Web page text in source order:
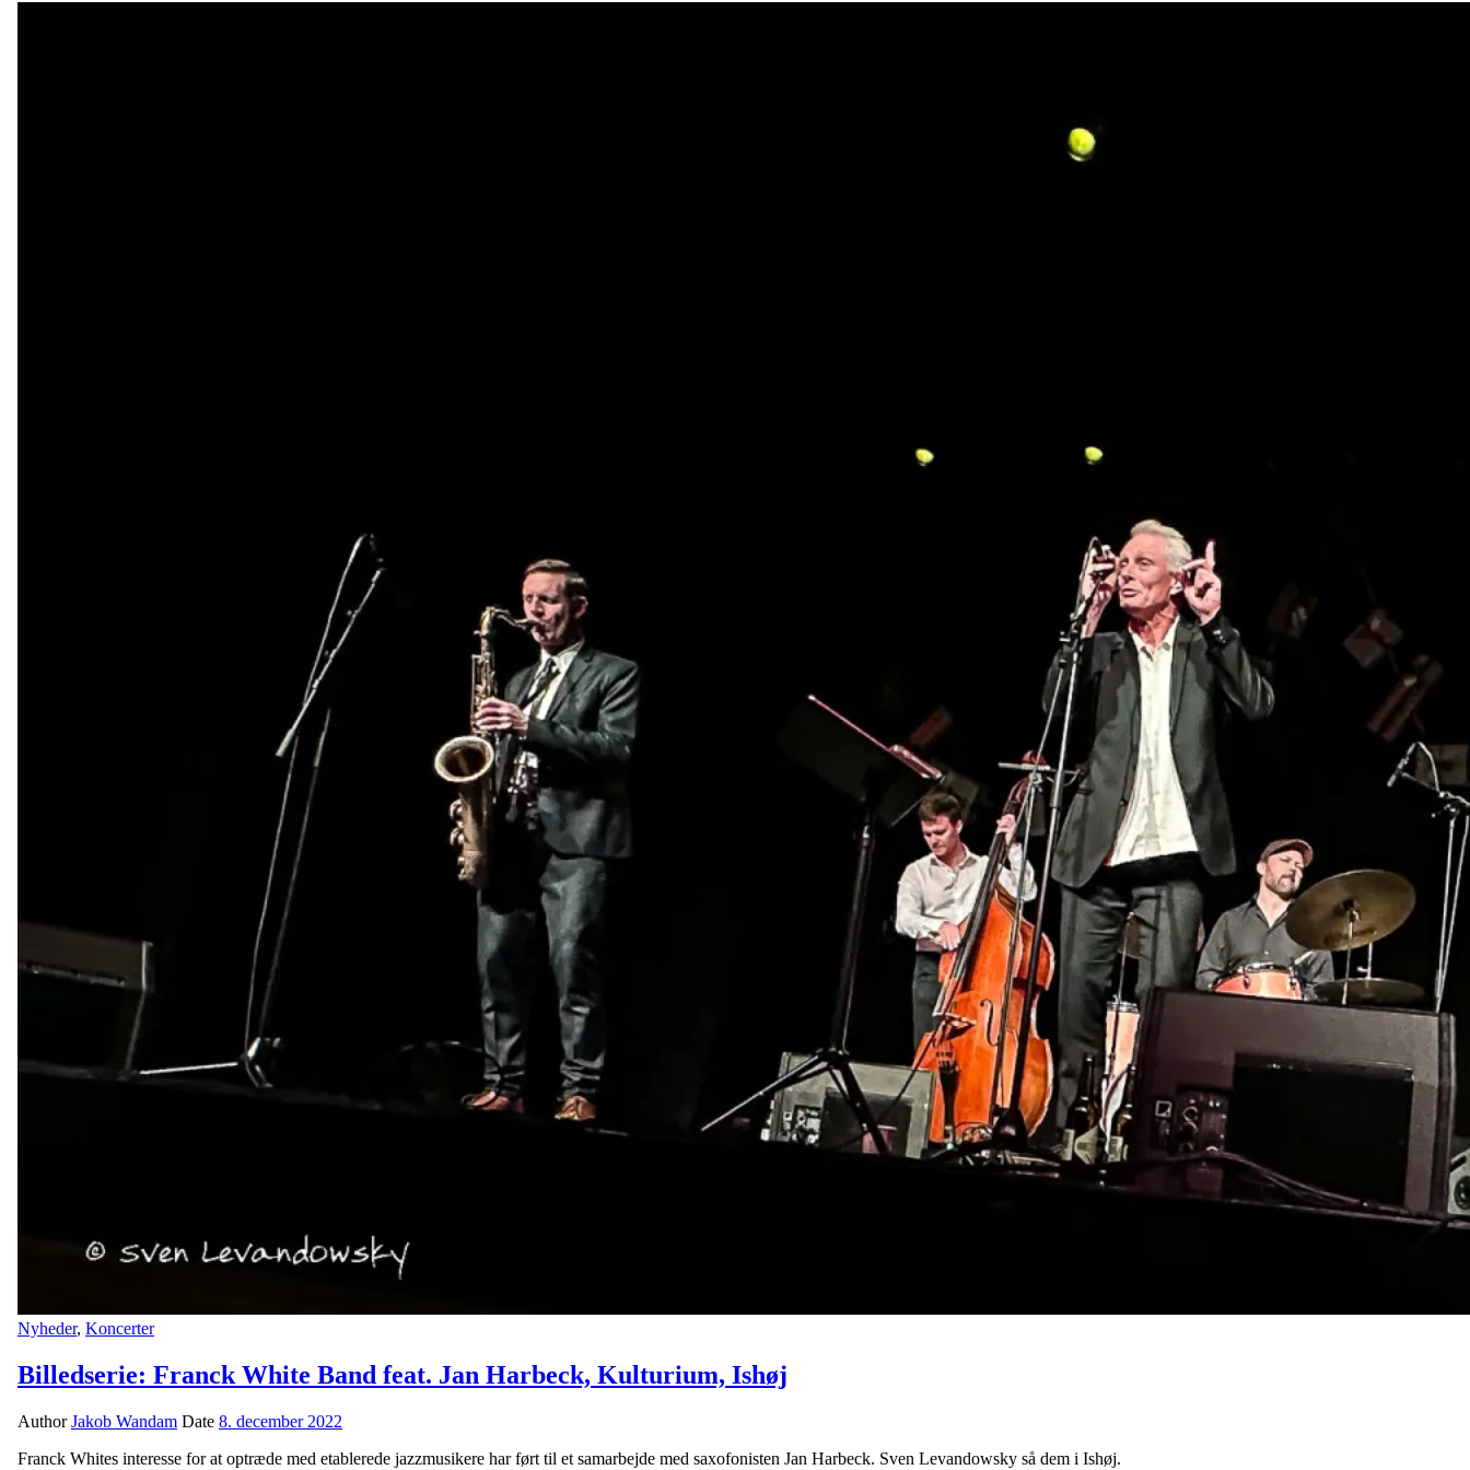
Nyheder, Koncerter
Billedserie: Franck White Band feat. Jan Harbeck, Kulturium, Ishøj
AuthorJakob Wandam Date 8. december 2022
Franck Whites interesse for at optræde med etablerede jazzmusikere har ført til et samarbejde med saxofonisten Jan Harbeck. Sven Levandowsky så dem i Ishøj.